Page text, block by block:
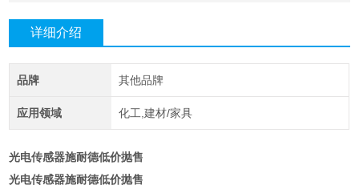
详细介绍
品牌 其他品牌
应用领域 化工,建材/家具
光电传感器施耐德低价抛售
光电传感器施耐德低价抛售